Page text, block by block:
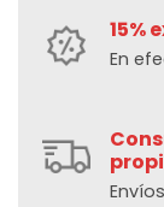
15%
En